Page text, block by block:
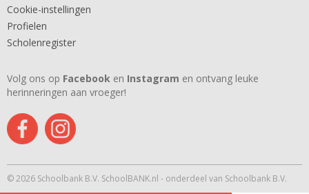
Cookie-instellingen
Profielen
Scholenregister
Volg ons op Facebook en Instagram en ontvang leuke
herinneringen aan vroeger!
© 2026 Schoolbank B.V. SchoolBANK.nl - onderdeel van Schoolbank B.V.